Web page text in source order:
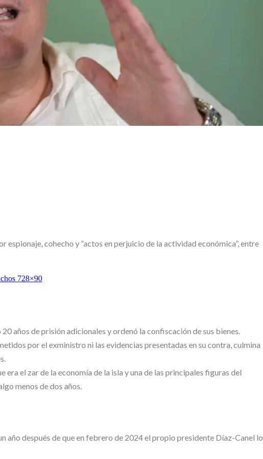
espionaje, cohecho y “actos en perjuicio de la actividad económica”, entre
años de prisión adicionales y ordenó la confiscación de sus bienes.
por el exministro ni las evidencias presentadas en su contra, culmina
era el zar de la economía de la isla y una de las principales figuras del
menos de dos años.
año después de que en febrero de 2024 el propio presidente Díaz-Canel lo